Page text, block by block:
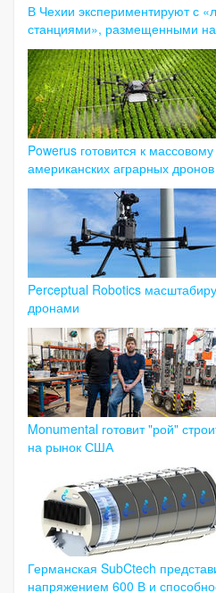
В Чехии экспериментируют с
станциями», размещенными на
Powerus готовится к
американских аграрных дронов
Perceptual Robotics
дронами
Monumental готовит "рой"
на рынок США
Германская SubCtech
напряжением 600 В и